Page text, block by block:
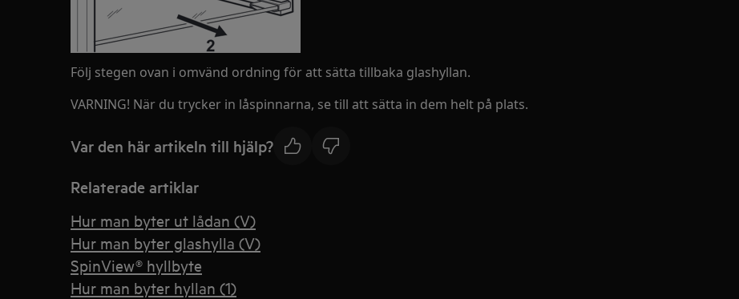
Följ stegen ovan i omvänd ordning för att sätta tillbaka glashyllan.
VARNING! När du trycker in låspinnarna, se till att sätta in dem helt på plats.
Var den här artikeln till hjälp?
Relaterade artiklar
Hur man byter ut lådan (V)
Hur man byter glashylla (V)
SpinView® hyllbyte
Hur man byter hyllan (1)